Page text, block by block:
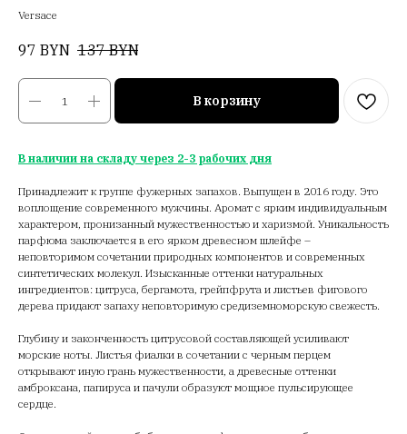
Versace
97 BYN 137 BYN
В корзину
В наличии на складу через 2-3 рабочих дня
Принадлежит к группе фужерных запахов. Выпущен в 2016 году. Это
воплощение современного мужчины. Аромат с ярким индивидуальным
характером, пронизанный мужественностью и харизмой. Уникальность
парфюма заключается в его ярком древесном шлейфе –
неповторимом сочетании природных компонентов и современных
синтетических молекул. Изысканные оттенки натуральных
ингредиентов: цитруса, бергамота, грейпфрута и листьев фигового
дерева придают запаху неповторимую средиземноморскую свежесть.
Глубину и законченность цитрусовой составляющей усиливают
морские ноты. Листья фиалки в сочетании с черным перцем
открывают иную грань мужественности, а древесные оттенки
амброксана, папируса и пачули образуют мощное пульсирующее
сердце.